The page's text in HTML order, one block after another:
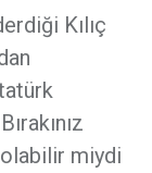
Kılıç
olabilir miydi